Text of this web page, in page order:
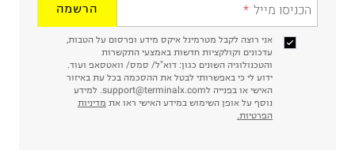
הכניסו מייל הרשמה
אני רוצה לקבל מטרמינל איקס מידע ופרסום על הטבות,
עדכונים וקולקציות חדשות באמצעי התקשרות
והטכנולוגיה השונים כגון: דוא"ל/ סמס/ וואטסאפ ועוד.
ידוע לי כי באפשרותי לבטל את ההסכמה בכל עת באיזור
האישי או בפנייה לsupport@terminalx.com. למידע
נוסף על אופן השימוש במידע האישי ראו את מדיניות
הפרטיות.